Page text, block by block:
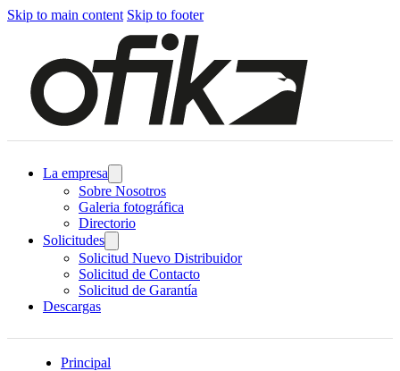
Skip to main content Skip to footer
La empresa
Sobre Nosotros
Galeria fotográfica
Directorio
Solicitudes
Solicitud Nuevo Distribuidor
Solicitud de Contacto
Solicitud de Garantía
Descargas
Principal